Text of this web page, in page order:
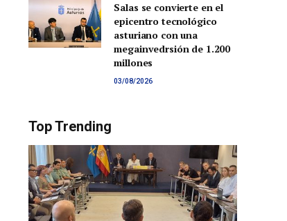
Salas se convierte en el
epicentro tecnológico
asturiano con una
megainvedrsión de 1.200
millones
03/08/2026
Top Trending